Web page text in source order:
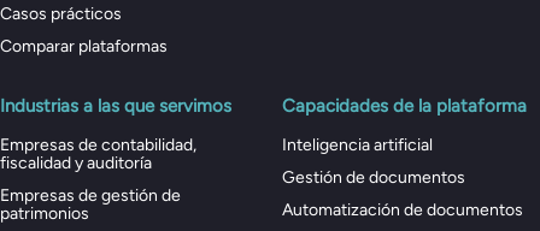
Casos prácticos
Comparar plataformas
Industrias a las que servimos
Empresas de contabilidad,
fiscalidad y auditoría
Empresas de gestión de
patrimonios
Capacidades de la plataforma
Inteligencia artificial
Gestión de documentos
Automatización de documentos